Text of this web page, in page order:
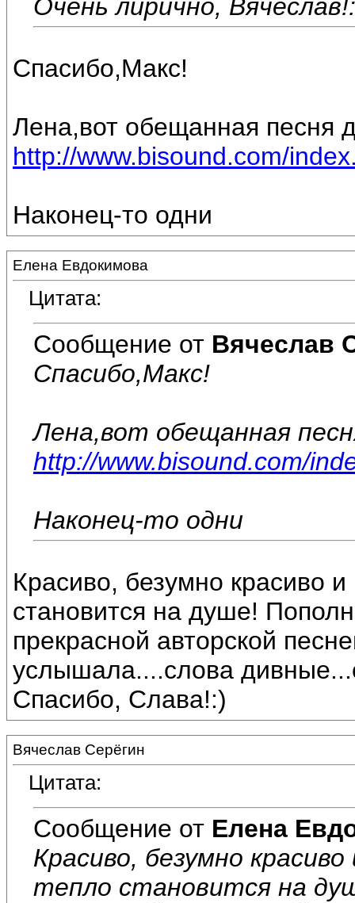
Очень лирично,
Спасибо,Макс!
Лена,вот обещанная песня
http://www.bisound.com/
Наконец-то одни
Елена Евдокимова
Цитата:
Сообщение от Вячеслав
Спасибо,Макс!
Лена,вот обещанная
http://www.bisound.com/
Наконец-то одни
Красиво, безумно красиво
становится на душе!
прекрасной авторской
услышала....слова
Спасибо, Слава!:)
Вячеслав Серёгин
Цитата:
Сообщение от Елена
Красиво, безумно
тепло становится на